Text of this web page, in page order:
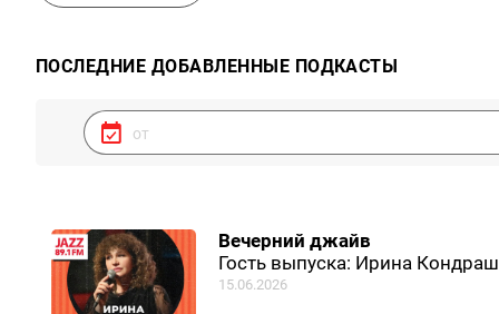
ПОСЛЕДНИЕ ДОБАВЛЕННЫЕ ПОДКАСТЫ
Вечерний джайв
Гость выпуска: Ирина
15.06.2026